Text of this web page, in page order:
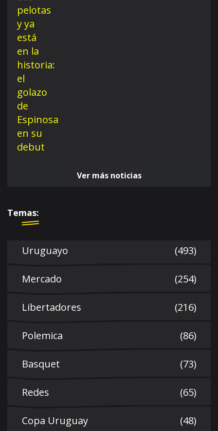
Ver más noticias
Temas:
Uruguayo (493)
Mercado (254)
Libertadores (216)
Polemica (86)
Basquet (73)
Redes (65)
Copa Uruguay (48)